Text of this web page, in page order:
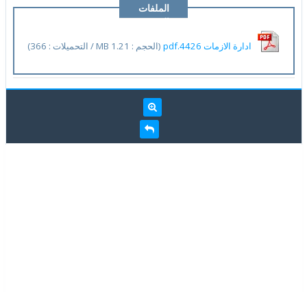
الملفات
المرفقة
ادارة الازمات 4426.pdf (الحجم : 1.21 MB / التحميلات : 366)